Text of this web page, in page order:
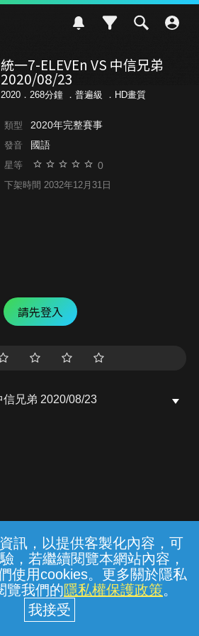
訊，以提供客製化內容，可
，若繼續閱覽本網站內容，
使用cookies。更多關於隱私
覽我們的隱私權保護政策。
統一7-ELEVEn VS 中信兄弟
2020/08/23
2020．268分鐘 ． 普遍級 ．HD畫質
類型 2020年完整賽事
發音 國語
星等 0
下架時間 2032年12月31日
請先登入
兄弟 2020/08/23
服 服務條款 隱私權保護
有限公司個人家庭分公司
：96979949) © 2026
{{notifyMsg}}